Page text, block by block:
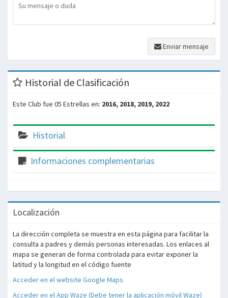
Enviar mensaje
Historial de Clasificación
Este Club fue 05 Estrellas en: 2016, 2018, 2019, 2022
Historial
Informaciones complementarias
Localización
La dirección completa se muestra en esta página para facilitar la
consulta a padres y demás personas interesadas. Los enlaces al
mapa se generan de forma controlada para evitar exponer la
latitud y la longitud en el código fuente
Acceder en el website Google Maps
Acceder en el App Waze (Debe tener la aplicación móvil Waze)